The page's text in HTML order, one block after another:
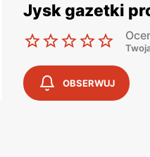
Jysk gazetki
OBSERWUJ